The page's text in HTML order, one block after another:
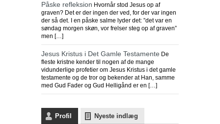
Påske refleksion Hvornår stod Jesus op af
graven? Det er der ingen der ved, for der var ingen
der så det. I en påske salme lyder det: ”det var en
søndag morgen skøn, vor frelser steg op af graven”
men […]
Jesus Kristus i Det Gamle Testamente De
fleste kristne kender til nogen af de mange
vidunderlige profetier om Jesus Kristus i det gamle
testamente og de tror og bekender at Han, samme
med Gud Fader og Gud Helligånd er en […]
Profil Nyeste indlæg